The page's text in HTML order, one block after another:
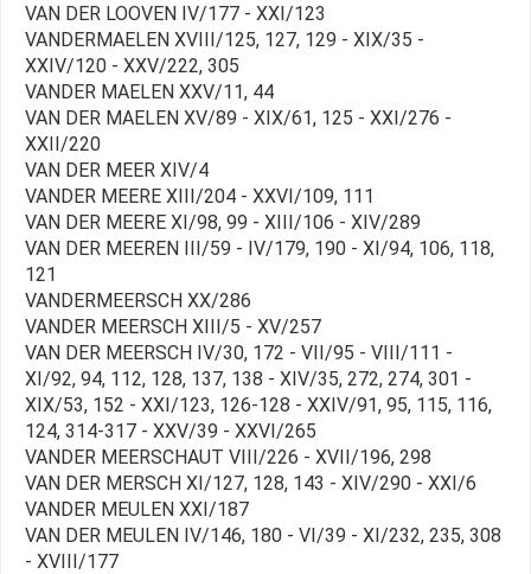
VAN DER LOOVEN IV/177 - XXI/123
VANDERMAELEN XVIII/125, 127, 129 - XIX/35 -
XXIV/120 - XXV/222, 305
VANDER MAELEN XXV/11, 44
VAN DER MAELEN XV/89 - XIX/61, 125 - XXI/276 -
XXII/220
VAN DER MEER XIV/4
VANDER MEERE XIII/204 - XXVI/109, 111
VAN DER MEERE XI/98, 99 - XIII/106 - XIV/289
VAN DER MEEREN III/59 - IV/179, 190 - XI/94, 106, 118,
121
VANDERMEERSCH XX/286
VANDER MEERSCH XIII/5 - XV/257
VAN DER MEERSCH IV/30, 172 - VII/95 - VIII/111 -
XI/92, 94, 112, 128, 137, 138 - XIV/35, 272, 274, 301 -
XIX/53, 152 - XXI/123, 126-128 - XXIV/91, 95, 115, 116,
124, 314-317 - XXV/39 - XXVI/265
VANDER MEERSCHAUT VIII/226 - XVII/196, 298
VAN DER MERSCH XI/127, 128, 143 - XIV/290 - XXI/6
VANDER MEULEN XXI/187
VAN DER MEULEN IV/146, 180 - VI/39 - XI/232, 235, 308
- XVIII/177